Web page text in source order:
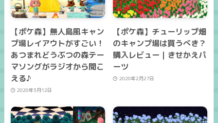
【ポケ森】無人島風キャン
プ場レイアウトがすごい！
あつまれどうぶつの森テー
マソングがラジオから聞こ
える♪
2020年3月12日
【ポケ森】チューリップ畑
のキャンプ場は買うべき？
購入レビュー｜きせかえパ
ーツ
2020年2月27日